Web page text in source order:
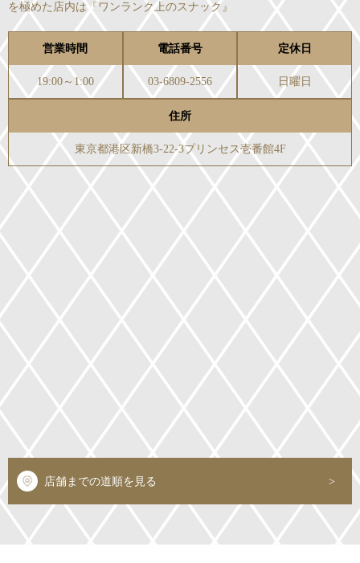
を極めた店内は『ワンランク上のスナック』
営業時間
19:00～1:00
電話番号
03-6809-2556
定休日
日曜日
住所
東京都港区新橋3-22-3プリンセス壱番館4F
店舗までの道順を見る